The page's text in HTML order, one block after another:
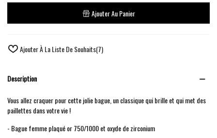
Ajouter Au Panier
Ajouter À La Liste De Souhaits(7)
Description
Vous allez craquer pour cette jolie bague, un classique qui brille et qui met des
paillettes dans votre vie !
- Bague femme plaqué or 750/1000 et oxyde de zirconium